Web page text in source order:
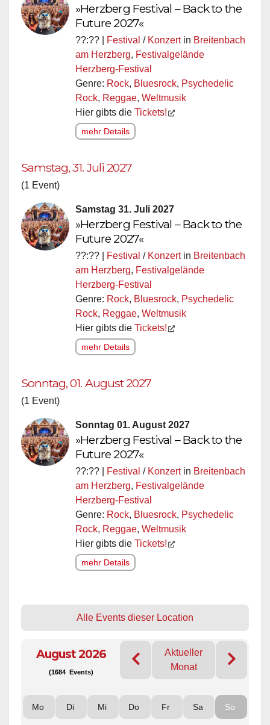
»Herzberg Festival – Back to the
Future 2027«
??:?? | Festival / Konzertin Breitenbach
am Herzberg, Festivalgelände
Herzberg-Festival
Genre: Rock, Bluesrock, Psychedelic
Rock, Reggae, Weltmusik
Hier gibts die Tickets!
mehr Details
Samstag, 31. Juli 2027
(1 Event)
Samstag 31. Juli 2027
»Herzberg Festival – Back to the
Future 2027«
??:?? | Festival / Konzertin Breitenbach
am Herzberg, Festivalgelände
Herzberg-Festival
Genre: Rock, Bluesrock, Psychedelic
Rock, Reggae, Weltmusik
Hier gibts die Tickets!
mehr Details
Sonntag, 01. August 2027
(1 Event)
Sonntag 01. August 2027
»Herzberg Festival – Back to the
Future 2027«
??:?? | Festival / Konzertin Breitenbach
am Herzberg, Festivalgelände
Herzberg-Festival
Genre: Rock, Bluesrock, Psychedelic
Rock, Reggae, Weltmusik
Hier gibts die Tickets!
mehr Details
Alle Events dieser Location
August 2026
(1684 Events)
Aktueller
Monat
Mo Di Mi Do Fr Sa So